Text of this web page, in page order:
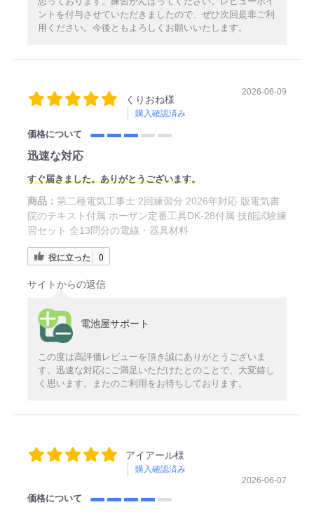
ントを付与させていただきましたので、ぜひ次回是非ご利
用ください。今後ともよろしくお願いいたします。
くりおね様
購入確認済み
2026-06-09
価格について
迅速な対応
すぐ届きました。ありがとうございます。
商品： 第二種電気工事士 2回練習分 2026年対応 版電気書
院のテキスト付属 ホーザン定番工具DK-28付属 技能試験練
習セット 全13問分の電線・器具材料
役に立った 0
サイトからの返信
電池屋サポート
この度は高評価レビューを頂き誠にありがとうございま
す。迅速な対応にご満足いただけたとのことで、大変嬉し
く思います。またのご利用をお待ちしております。
アイアール様
購入確認済み
2026-06-07
価格について